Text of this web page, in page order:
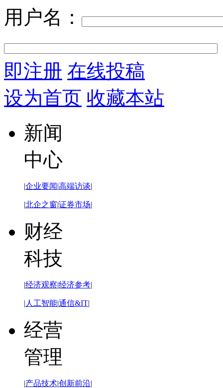
用户名：
即注册 在线投稿
设为首页 收藏本站
新闻
中心
|企业要闻|高端访谈|
|北企之窗|证券市场|
财经
科技
|经济观察|经济参考|
| 人工智能|通信&IT|
经营
管理
|产品技术|创新前沿|